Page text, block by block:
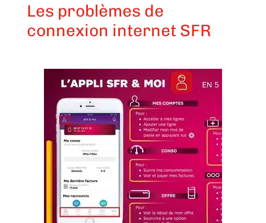
Les problèmes de
connexion internet SFR